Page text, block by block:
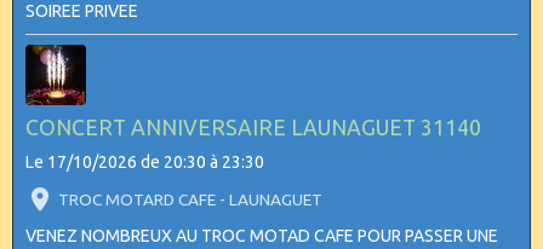
SOIREE PRIVEE
CONCERT ANNIVERSAIRE LAUNAGUET 31140
Le 17/10/2026 de 20:30 à 23:30
TROC MOTARD CAFE - LAUNAGUET
VENEZ NOMBREUX AU TROC MOTAD CAFE POUR PASSER UNE